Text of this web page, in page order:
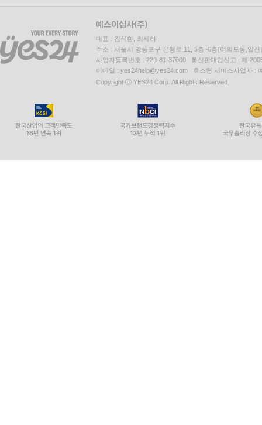
대표 : 김석환, 최세라
주소 : 서울시 영등포구 은행로 11, 5층~6층(여의도동,일신
사업자등록번호 : 229-81-37000 통신판매업신고 : 제
이메일 : yes24help@yes24.com 호스팅 서비스사업자 :
Copyright ⓒ YES24 Corp. All Rights Reserved.